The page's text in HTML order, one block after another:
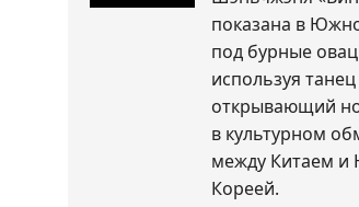
показана в
под бурные
используя танец
открывающий
в культурном
между Китаем
Кореей.